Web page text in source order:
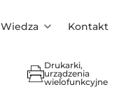
Wiedza Kontakt
Drukarki,
urządzenia
wielofunkcyjne